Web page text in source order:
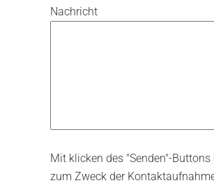
Nachricht
Mit klicken des "Senden"-
zum Zweck der